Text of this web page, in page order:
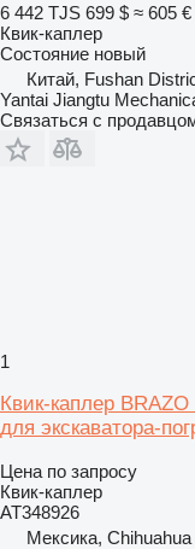
6 442 TJS 699 $ ≈ 605 €
Квик-каплер
Состояние новый
Китай, Fushan
Yantai Jiangtu
Связаться с
1
Квик-каплер
для экскаватора-
Цена по запросу
Квик-каплер
AT348926
Мексика, Chihuahua